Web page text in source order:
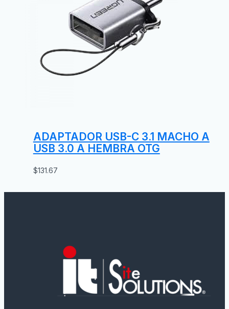
ADAPTADOR USB-C 3.1 MACHO A
USB 3.0 A HEMBRA OTG
$131.67